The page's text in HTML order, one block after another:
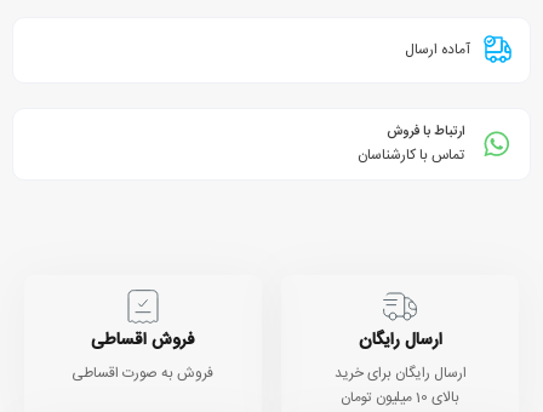
آماده ارسال
ارتباط با فروش
تماس با کارشناسان
ارسال رایگان
ارسال رایگان برای خرید
بالای 10 میلیون تومان
فروش اقساطی
فروش به صورت اقساطی